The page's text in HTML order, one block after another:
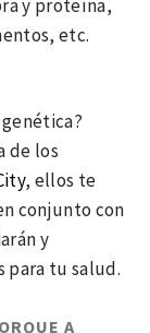
y proteína,
etc.
de los
, ellos te
conjunto con
y
para tu salud.
A